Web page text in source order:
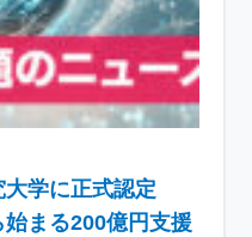
学に正式認定
まる200億円支援